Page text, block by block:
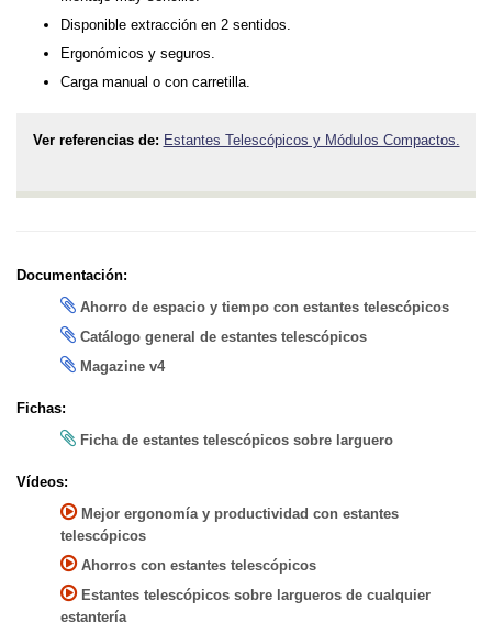
Disponible extracción en 2 sentidos.
Ergonómicos y seguros.
Carga manual o con carretilla.
Ver referencias de: Estantes Telescópicos y Módulos Compactos.
Documentación:
Ahorro de espacio y tiempo con estantes telescópicos
Catálogo general de estantes telescópicos
Magazine v4
Fichas:
Ficha de estantes telescópicos sobre larguero
Vídeos:
Mejor ergonomía y productividad con estantes
telescópicos
Ahorros con estantes telescópicos
Estantes telescópicos sobre largueros de cualquier
estantería